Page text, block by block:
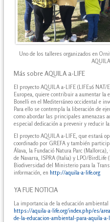
Uno de los talleres organizados en
Más sobre AQUILA a-LIFE
El proyecto AQUILA a-LIFE (LIFE16
Europea, quiere contribuir a aumentar la
Bonelli en el Mediterráneo occidental e
Para ello se contempla la liberación de
como abordar las principales amenazas
especial dedicación a prevenir y reducir
El proyecto AQUILA a-LIFE, que estará
coordinado por GREFA y también
Álava, la Fundació Natura Parc
de Navarra, ISPRA (Italia) y LPO/BirdLife
Biodiversidad del Ministerio para la
información, en http://aquila-a-life.org
YA FUE NOTICIA
La importancia de la educación
https://aquila-a-life.org/index.php/es/
de-la-educacion-ambiental-para-aquila-a-